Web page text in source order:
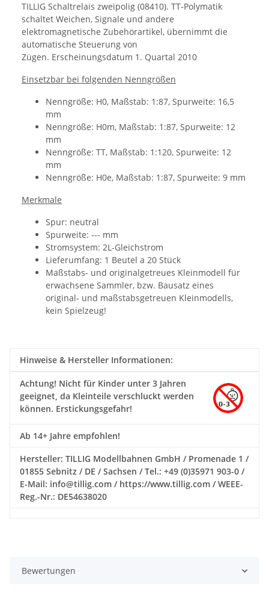
TILLIG Schaltrelais zweipolig (08410). TT-Polymatik
schaltet Weichen, Signale und andere
elektromagnetische Zubehörartikel, übernimmt die
automatische Steuerung von
Zügen. Erscheinungsdatum 1. Quartal 2010
Einsetzbar bei folgenden Nenngrößen
Nenngröße: H0, Maßstab: 1:87, Spurweite: 16,5
mm
Nenngröße: H0m, Maßstab: 1:87, Spurweite: 12
mm
Nenngröße: TT, Maßstab: 1:120, Spurweite: 12
mm
Nenngröße: H0e, Maßstab: 1:87, Spurweite: 9 mm
Merkmale
Spur: neutral
Spurweite: --- mm
Stromsystem: 2L-Gleichstrom
Lieferumfang: 1 Beutel a 20 Stück
Maßstabs- und originalgetreues Kleinmodell für
erwachsene Sammler, bzw. Bausatz eines
original- und maßstabsgetreuen Kleinmodells,
kein Spielzeug!
Hinweise & Hersteller Informationen:
Achtung! Nicht für Kinder unter 3 Jahren
geeignet, da Kleinteile verschluckt werden
können. Erstickungsgefahr!
Ab 14+ Jahre empfohlen!
Hersteller: TILLIG Modellbahnen GmbH / Promenade 1 /
01855 Sebnitz / DE / Sachsen / Tel.: +49 (0)35971 903-0 /
E-Mail: info@tillig.com / https://www.tillig.com / WEEE-
Reg.-Nr.: DE54638020
Bewertungen